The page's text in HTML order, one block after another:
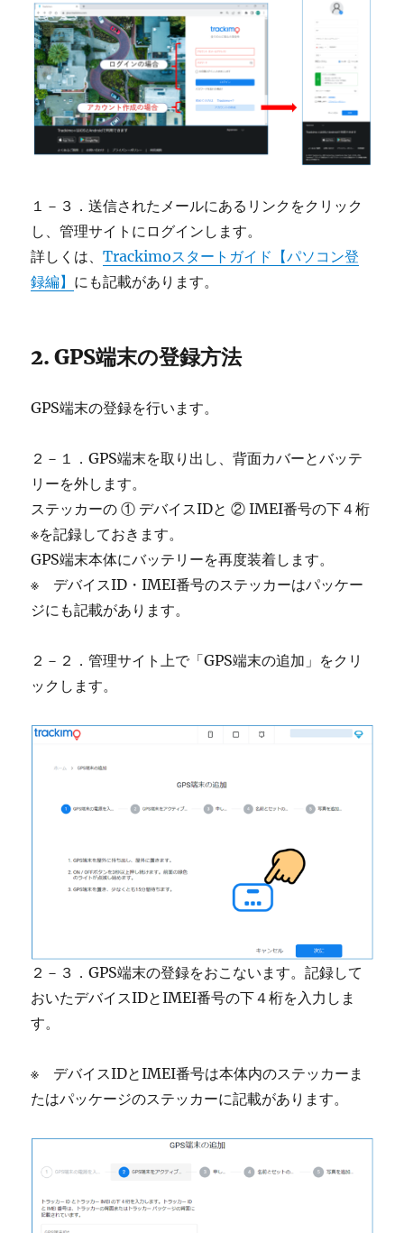
１－３．送信されたメールにあるリンクをクリック
し、管理サイトにログインします。
詳しくは、Trackimoスタートガイド【パソコン登
録編】 にも記載があります。
2. GPS端末の登録方法
GPS端末の登録を行います。
２－１．GPS端末を取り出し、背面カバーとバッテ
リーを外します。
ステッカーの ① デバイスIDと ② IMEI番号の下４桁
※を記録しておきます。
GPS端末本体にバッテリーを再度装着します。
※ デバイスID・IMEI番号のステッカーはパッケー
ジにも記載があります。
２－２．管理サイト上で「GPS端末の追加」をクリ
ックします。
２－３．GPS端末の登録をおこないます。記録して
おいたデバイスIDとIMEI番号の下４桁を入力しま
す。
※ デバイスIDとIMEI番号は本体内のステッカーま
たはパッケージのステッカーに記載があります。